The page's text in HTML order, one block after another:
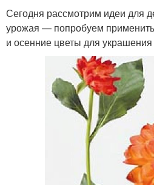
Сегодня рассмотрим идеи для
урожая — попробуем
и осенние цветы для